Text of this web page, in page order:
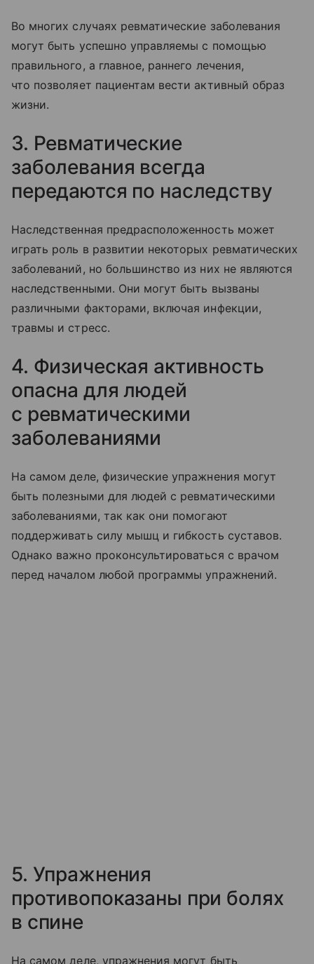
Во многих случаях ревматические заболевания
могут быть успешно управляемы с помощью
правильного, а главное, раннего лечения,
что позволяет пациентам вести активный образ
жизни.
3. Ревматические
заболевания всегда
передаются по наследству
Наследственная предрасположенность может
играть роль в развитии некоторых ревматических
заболеваний, но большинство из них не являются
наследственными. Они могут быть вызваны
различными факторами, включая инфекции,
травмы и стресс.
4. Физическая активность
опасна для людей
с ревматическими
заболеваниями
На самом деле, физические упражнения могут
быть полезными для людей с ревматическими
заболеваниями, так как они помогают
поддерживать силу мышц и гибкость суставов.
Однако важно проконсультироваться с врачом
перед началом любой программы упражнений.
5. Упражнения
противопоказаны при болях
в спине
На самом деле, упражнения могут быть